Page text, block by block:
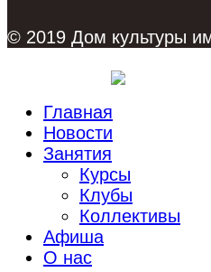
© 2019 Дом культуры
Главная
Новости
Занятия
Курсы
Клубы
Коллективы
Афиша
О нас